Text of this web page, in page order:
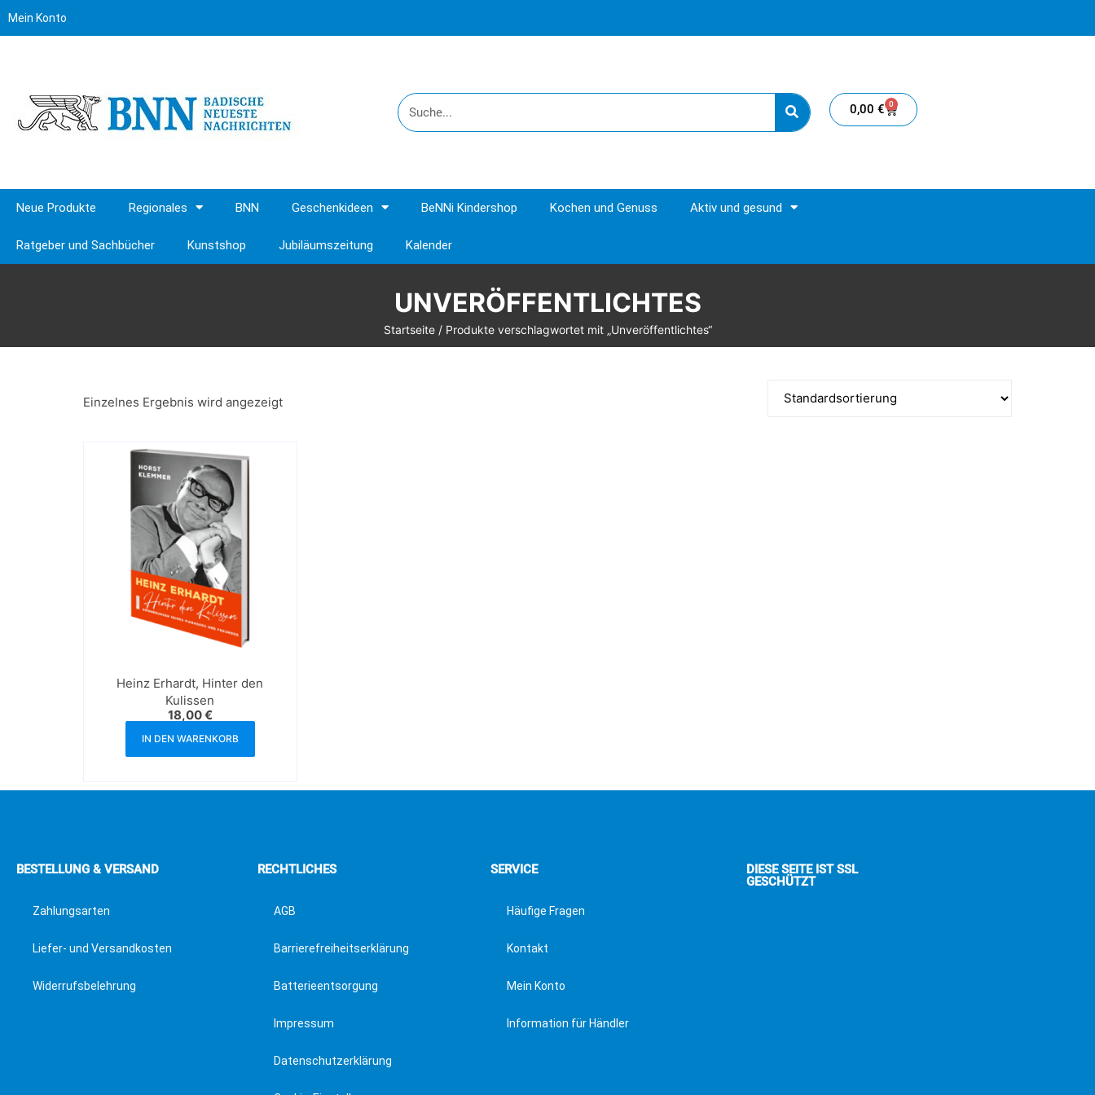
Mein Konto
0,00 € 0
Neue Produkte Regionales BNN Geschenkideen BeNNi Kindershop Kochen und Genuss Aktiv und gesund
Ratgeber und Sachbücher Kunstshop Jubiläumszeitung Kalender
UNVERÖFFENTLICHTES
Startseite/ Produkte verschlagwortet mit „Unveröffentlichtes“
Einzelnes Ergebnis wird angezeigt
Heinz Erhardt, Hinter den
Kulissen
18,00€
IN DEN WARENKORB
BESTELLUNG & VERSAND
Zahlungsarten
Liefer- und Versandkosten
Widerrufsbelehrung
RECHTLICHES
AGB
Barrierefreiheitserklärung
Batterieentsorgung
Impressum
Datenschutzerklärung
SERVICE
Häufige Fragen
Kontakt
Mein Konto
Information für Händler
DIESE SEITE IST SSL
GESCHÜTZT